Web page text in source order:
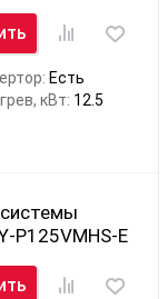
Есть
кВт: 12.5
P125VMHS-E